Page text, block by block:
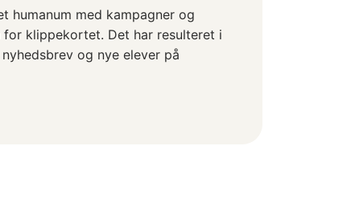
humanum med kampagner og
for klippekortet. Det har resulteret i
og nye elever på